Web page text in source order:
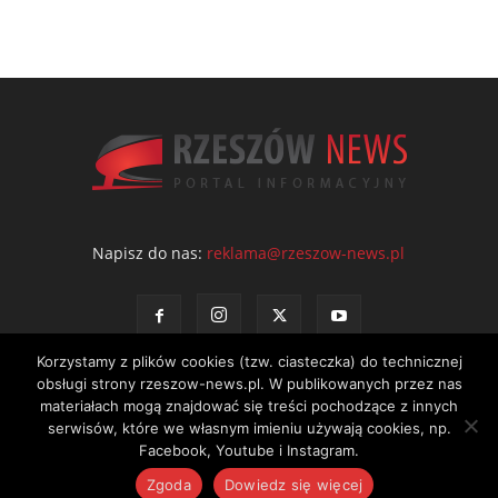
Napisz do nas: reklama@rzeszow-news.pl
Kontakt Polityka prywatności Regulamin portalu
© NEWS Sp. z o.o. - wydawca portalu Rzeszów News. Wszystkie prawa
zastrzeżone. Tel.: 601 97 55 30
Korzystamy z plików cookies (tzw. ciasteczka) do technicznej
obsługi strony rzeszow-news.pl. W publikowanych przez nas
materiałach mogą znajdować się treści pochodzące z innych
serwisów, które we własnym imieniu używają cookies, np.
Facebook, Youtube i Instagram.
Zgoda
Dowiedz się więcej